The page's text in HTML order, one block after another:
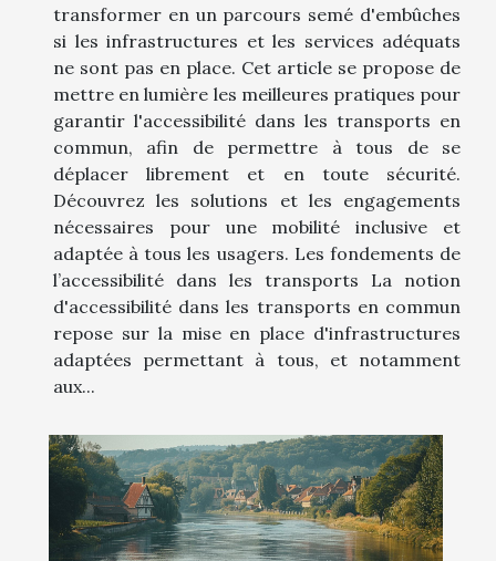
transformer en un parcours semé d'embûches
si les infrastructures et les services adéquats
ne sont pas en place. Cet article se propose de
mettre en lumière les meilleures pratiques pour
garantir l'accessibilité dans les transports en
commun, afin de permettre à tous de se
déplacer librement et en toute sécurité.
Découvrez les solutions et les engagements
nécessaires pour une mobilité inclusive et
adaptée à tous les usagers. Les fondements de
l’accessibilité dans les transports La notion
d'accessibilité dans les transports en commun
repose sur la mise en place d'infrastructures
adaptées permettant à tous, et notamment
aux...